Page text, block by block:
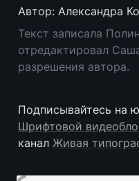
Автор: Александра
Текст записала
отредактировал
разрешения автора.
Шрифтовой
канал Живая